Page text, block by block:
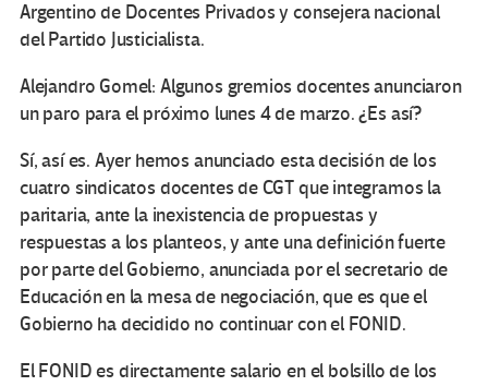
Argentino de Docentes Privados y consejera nacional
del Partido Justicialista.
Alejandro Gomel: Algunos gremios docentes anunciaron
un paro para el próximo lunes 4 de marzo. ¿Es así?
Sí, así es. Ayer hemos anunciado esta decisión de los
cuatro sindicatos docentes de CGT que integramos la
paritaria, ante la inexistencia de propuestas y
respuestas a los planteos, y ante una definición fuerte
por parte del Gobierno, anunciada por el secretario de
Educación en la mesa de negociación, que es que el
Gobierno ha decidido no continuar con el FONID.
El FONID es directamente salario en el bolsillo de los